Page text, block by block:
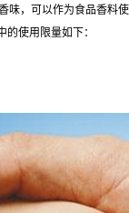
味，可以作为食品香料
使用限量如下：